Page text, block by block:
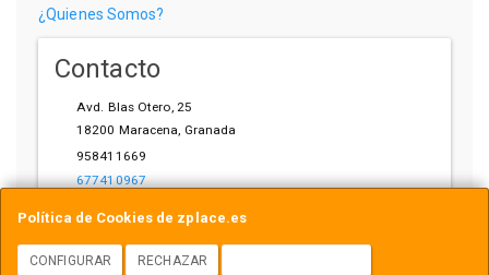
Política de Cookies de zplace.es
CONFIGURAR RECHAZAR
¿Quienes Somos?
Contacto
Avd. Blas Otero, 25
18200 Maracena, Granada
958411669
677410967